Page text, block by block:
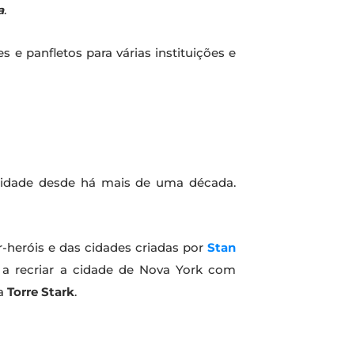
.
e panfletos para várias instituições e
desde há mais de uma década.
heróis e das cidades criadas porStan
recriar a cidade de Nova York com
Torre Stark.